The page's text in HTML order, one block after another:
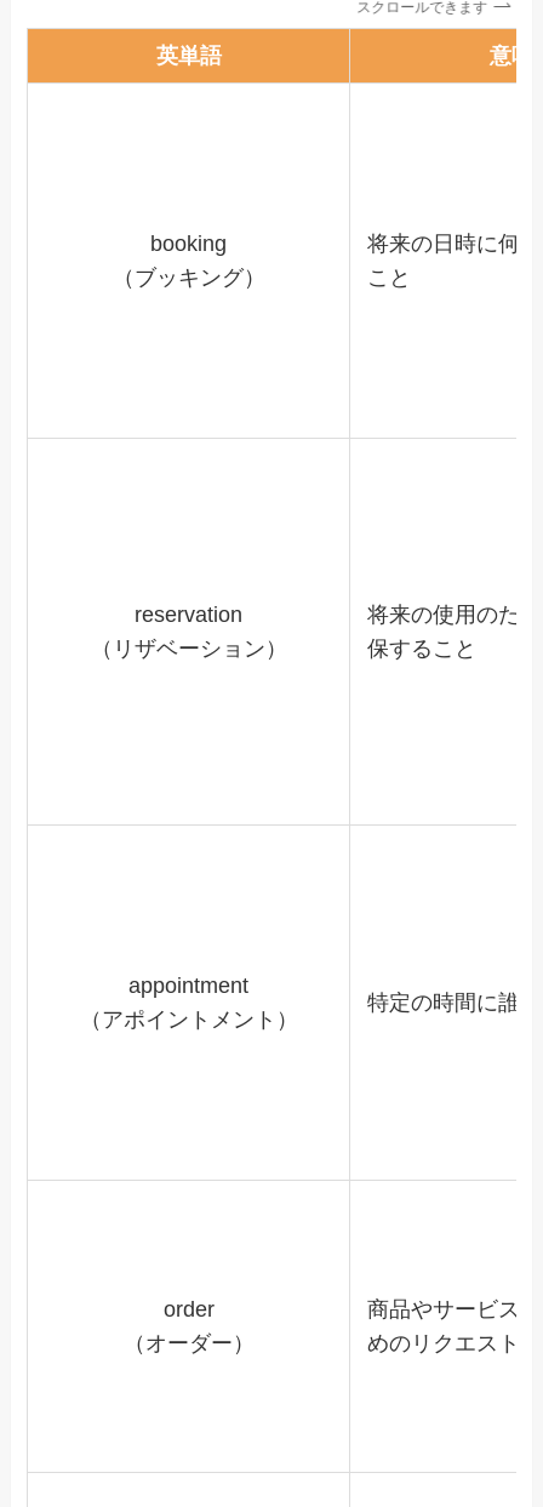
スクロールできます
英単語 意味
booking
（ブッキング）
将来の日時に何
こと
reservation
（リザベーション）
将来の使用のた
保すること
appointment
（アポイントメント）
特定の時間に誰
order
（オーダー）
商品やサービス
めのリクエスト